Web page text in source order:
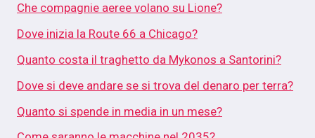
Che compagnie aeree volano su Lione?
Dove inizia la Route 66 a Chicago?
Quanto costa il traghetto da Mykonos a Santorini?
Dove si deve andare se si trova del denaro per terra?
Quanto si spende in media in un mese?